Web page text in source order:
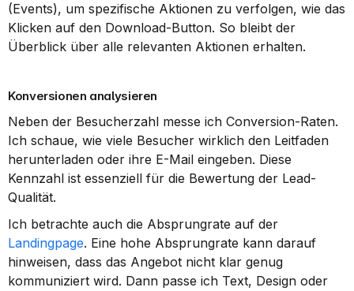
(Events), um spezifische Aktionen zu verfolgen, wie das
Klicken auf den Download-Button. So bleibt der
Überblick über alle relevanten Aktionen erhalten.
Konversionen analysieren
Neben der Besucherzahl messe ich Conversion-Raten.
Ich schaue, wie viele Besucher wirklich den Leitfaden
herunterladen oder ihre E-Mail eingeben. Diese
Kennzahl ist essenziell für die Bewertung der Lead-
Qualität.
Landingpage. Eine hohe Absprungrate kann darauf
hinweisen, dass das Angebot nicht klar genug
kommuniziert wird. Dann passe ich Text, Design oder